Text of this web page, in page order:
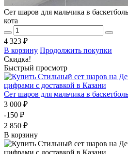
Сет шаров для мальчика в
кота
4 323 ₽
В корзину Продолжить покупки
Скидка!
Быстрый просмотр
Сет шаров для мальчика в
3 000 ₽
-150 ₽
2 850 ₽
В корзину